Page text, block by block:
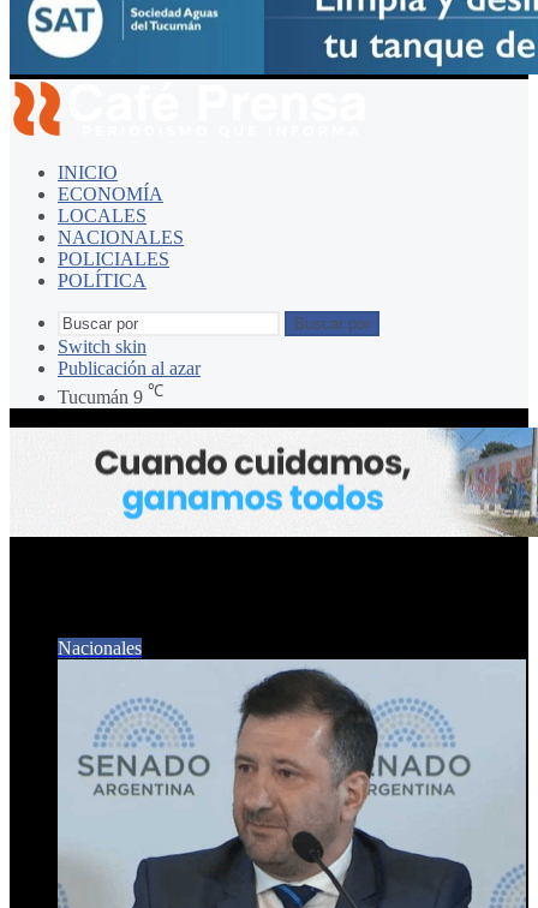
INICIO
ECONOMÍA
LOCALES
NACIONALES
POLICIALES
POLÍTICA
Buscar por
Switch skin
Publicación al azar
Tucumán 9 ℃
Nacionales